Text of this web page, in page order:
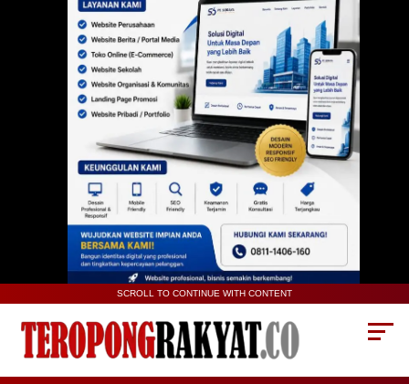
SCROLL TO CONTINUE WITH CONTENT